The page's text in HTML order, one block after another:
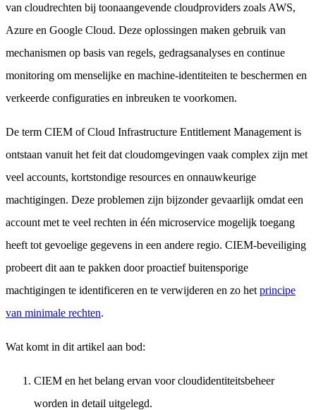
van cloudrechten bij toonaangevende cloudproviders zoals AWS,
Azure en Google Cloud. Deze oplossingen maken gebruik van
mechanismen op basis van regels, gedragsanalyses en continue
monitoring om menselijke en machine-identiteiten te beschermen en
verkeerde configuraties en inbreuken te voorkomen.
De term CIEM of Cloud Infrastructure Entitlement Management is
ontstaan vanuit het feit dat cloudomgevingen vaak complex zijn met
veel accounts, kortstondige resources en onnauwkeurige
machtigingen. Deze problemen zijn bijzonder gevaarlijk omdat een
account met te veel rechten in één microservice mogelijk toegang
heeft tot gevoelige gegevens in een andere regio. CIEM-beveiliging
probeert dit aan te pakken door proactief buitensporige
machtigingen te identificeren en te verwijderen en zo het principe
van minimale rechten.
Wat komt in dit artikel aan bod:
CIEM en het belang ervan voor cloudidentiteitsbeheer
worden in detail uitgelegd.